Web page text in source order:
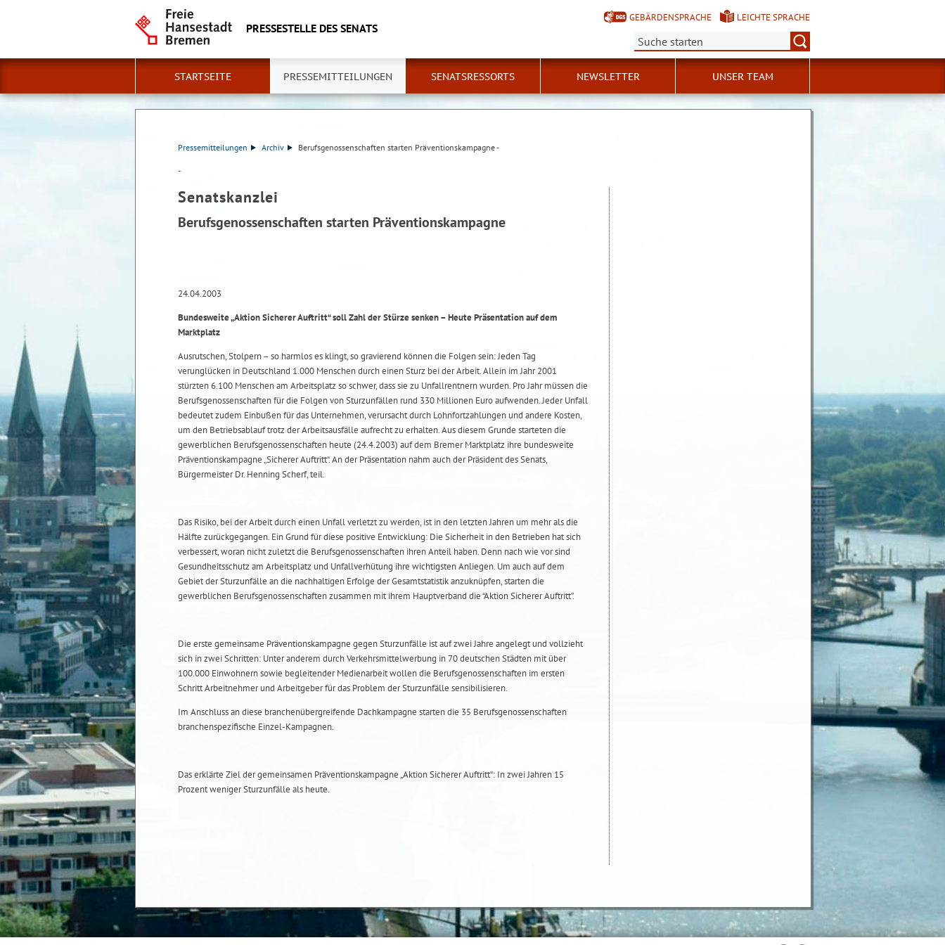
PRESSESTELLE DES SENATS
GEBÄRDENSPRACHE
LEICHTE SPRACHE
Suche:
STARTSEITE PRESSEMITTEILUNGEN SENATSRESSORTS NEWSLETTER UNSER TEAM
Pressemitteilungen Archiv Berufsgenossenschaften starten Präventionskampagne -
-
Senatskanzlei
Berufsgenossenschaften starten Präventionskampagne
24.04.2003
Bundesweite „Aktion Sicherer Auftritt“ soll Zahl der Stürze senken – Heute Präsentation auf dem
Marktplatz
Ausrutschen, Stolpern – so harmlos es klingt, so gravierend können die Folgen sein: Jeden Tag
verunglücken in Deutschland 1.000 Menschen durch einen Sturz bei der Arbeit. Allein im Jahr 2001
stürzten 6.100 Menschen am Arbeitsplatz so schwer, dass sie zu Unfallrentnern wurden. Pro Jahr müssen die
Berufsgenossenschaften für die Folgen von Sturzunfällen rund 330 Millionen Euro aufwenden. Jeder Unfall
bedeutet zudem Einbußen für das Unternehmen, verursacht durch Lohnfortzahlungen und andere Kosten,
um den Betriebsablauf trotz der Arbeitsausfälle aufrecht zu erhalten. Aus diesem Grunde starteten die
gewerblichen Berufsgenossenschaften heute (24.4.2003) auf dem Bremer Marktplatz ihre bundesweite
Präventionskampagne „Sicherer Auftritt“. An der Präsentation nahm auch der Präsident des Senats,
Bürgermeister Dr. Henning Scherf, teil.
Das Risiko, bei der Arbeit durch einen Unfall verletzt zu werden, ist in den letzten Jahren um mehr als die
Hälfte zurückgegangen. Ein Grund für diese positive Entwicklung: Die Sicherheit in den Betrieben hat sich
verbessert, woran nicht zuletzt die Berufsgenossenschaften ihren Anteil haben. Denn nach wie vor sind
Gesundheitsschutz am Arbeitsplatz und Unfallverhütung ihre wichtigsten Anliegen. Um auch auf dem
Gebiet der Sturzunfälle an die nachhaltigen Erfolge der Gesamtstatistik anzuknüpfen, starten die
gewerblichen Berufsgenossenschaften zusammen mit ihrem Hauptverband die “Aktion Sicherer Auftritt”.
Die erste gemeinsame Präventionskampagne gegen Sturzunfälle ist auf zwei Jahre angelegt und vollzieht
sich in zwei Schritten: Unter anderem durch Verkehrsmittelwerbung in 70 deutschen Städten mit über
100.000 Einwohnern sowie begleitender Medienarbeit wollen die Berufsgenossenschaften im ersten
Schritt Arbeitnehmer und Arbeitgeber für das Problem der Sturzunfälle sensibilisieren.
Im Anschluss an diese branchenübergreifende Dachkampagne starten die 35 Berufsgenossenschaften
branchenspezifische Einzel-Kampagnen.
Das erklärte Ziel der gemeinsamen Präventionskampagne „Aktion Sicherer Auftritt“: In zwei Jahren 15
Prozent weniger Sturzunfälle als heute.